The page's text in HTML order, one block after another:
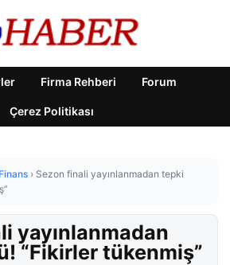
Firma Rehberi Forum
Çerez Politikası
Finans › Sezon finali yayınlanmadan tepki
yayınlanmadan
“Fikirler tükenmiş”